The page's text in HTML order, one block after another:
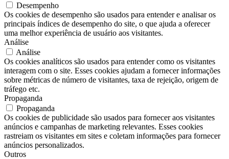
Desempenho
Os cookies de desempenho são usados ​​para entender e analisar os
principais índices de desempenho do site, o que ajuda a oferecer
uma melhor experiência de usuário aos visitantes.
Análise
Análise
Os cookies analíticos são usados ​​para entender como os visitantes
interagem com o site. Esses cookies ajudam a fornecer informações
sobre métricas de número de visitantes, taxa de rejeição, origem de
tráfego etc.
Propaganda
Propaganda
Os cookies de publicidade são usados ​​para fornecer aos visitantes
anúncios e campanhas de marketing relevantes. Esses cookies
rastreiam os visitantes em sites e coletam informações para fornecer
anúncios personalizados.
Outros